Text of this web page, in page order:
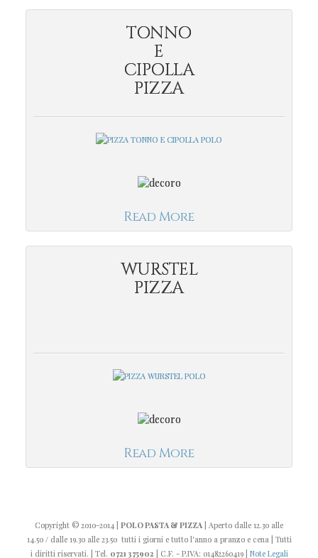
TONNO
E
CIPOLLA
PIZZA
Read More
WURSTEL
PIZZA
Read More
Copyright © 2010-2014 | POLO PASTA & PIZZA | Aperto dalle 12.30 alle
14.50 / dalle 19.30 alle 23.50 tutti i giorni e tutto l'anno a pranzo e cena | Tutti
i diritti riservati. | Tel. 0721 375902 | C.F. - P.IVA: 01482260419 | Note Legali